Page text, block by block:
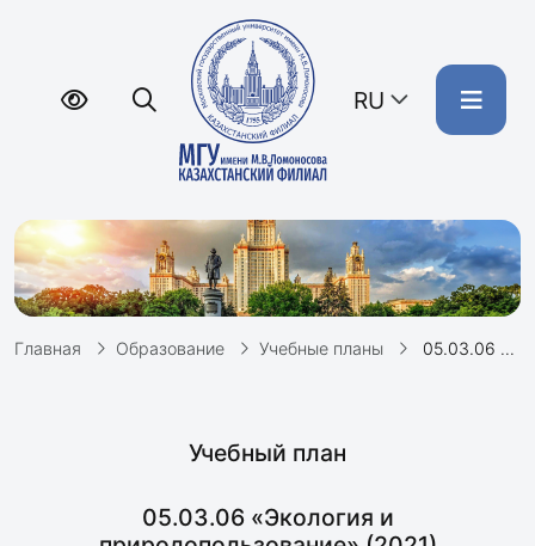
RU
Главная Образование Учебные планы 05.03.06 «Экология и природопользование» (2021)
Учебный план
05.03.06 «Экология и